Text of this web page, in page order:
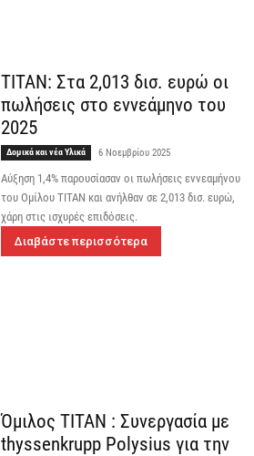
ΤΙΤΑΝ: Στα 2,013 δισ. ευρώ οι
πωλήσεις στο εννεάμηνο του
2025
Δομικά και νέα Υλικά 6 Νοεμβρίου 2025
Αύξηση 1,4% παρουσίασαν οι πωλήσεις εννεαμήνου
του Ομίλου ΤΙΤΑΝ και ανήλθαν σε 2,013 δισ. ευρώ,
χάρη στις ισχυρές επιδόσεις.
Διαβάστε περισσότερα
Όμιλος ΤΙΤΑΝ : Συνεργασία με
thyssenkrupp Polysius για την